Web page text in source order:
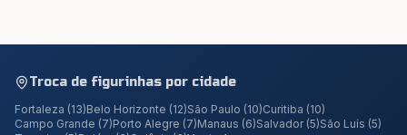
Troca de figurinhas por cidade
Fortaleza (13)Belo Horizonte (12)São Paulo (10)Curitiba (10)
Campo Grande (7)Porto Alegre (7)Manaus (6)Salvador(5)São Luís (5)